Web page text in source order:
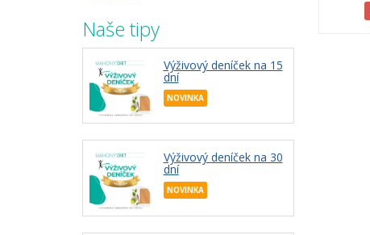
Naše tipy
Výživový deníček na 15
dní
NOVINKA
Výživový deníček na 30
dní
NOVINKA